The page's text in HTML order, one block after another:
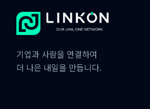
기업과 사람을 연결하여
더 나은 내일을 만듭니다.